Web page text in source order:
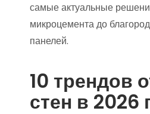
самые актуальные
микроцемента до
панелей.
10 трендов
стен в 2026